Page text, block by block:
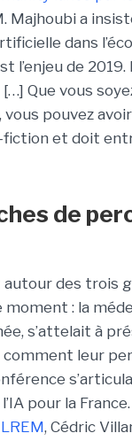
Majhoubi a
dans
l’enjeu de
Que vous
pouvez
fiction et doit
de
autour des trois
: la
s’attelait à
leur
pour la
, Cédric